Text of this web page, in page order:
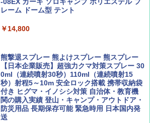
山と溪谷 2026年8月号「南アルプス大全」
￥1,540
Coyote No.89 特集 星野道夫 夢見る旅
￥2,695
僕が見た未来【完全版】
￥0
A26 地球の歩き方 チェコ ポーランド スロヴ
PYKES PEAK (パイクスピーク) 着替えテン
人用 折りたたみ 防災グッズ 災害用トイレ ビ
￥4,980
ENDLESS BASE 《めざましテレビで紹介》
テント ワンタッチ RENEW 幅200 2-3人用 43
500002(88859)
レーム ドーム型 テント
￥14,800
熊撃退スプレー 熊よけスプレー 熊スプレー
【日本企業販売】超強力クマ対策スプレー 30
0ml（連続噴射30秒）110ml（連続噴射15
秒）射程5～10m 安全ロック搭載 携帯収納袋
付き ヒグマ・イノシシ対策 自治体・教育機
関の購入実績 登山・キャンプ・アウトドア・
防災用品 長期保存可能 緊急時用 日本国内発
送